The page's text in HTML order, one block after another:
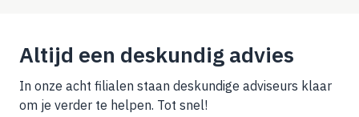
Altijd een deskundig advies
In onze acht filialen staan deskundige adviseurs klaar
om je verder te helpen. Tot snel!